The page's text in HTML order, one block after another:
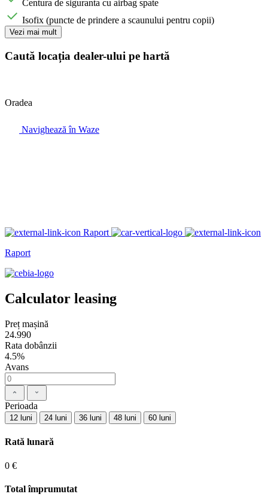
Centura de siguranta cu airbag spate
Isofix (puncte de prindere a scaunului pentru copii)
Vezi mai mult
Caută locația dealer-ului pe hartă
Oradea
Navighează în Waze
Raport
Raport
Calculator leasing
Preț mașină
24.990
Rata dobânzii
4.5%
Avans
Perioada
12 luni 24 luni 36 luni 48 luni 60 luni
Rată lunară
0 €
Total împrumutat